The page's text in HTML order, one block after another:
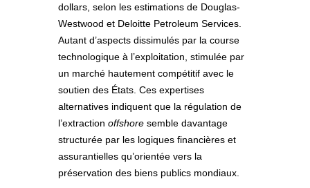
dollars, selon les estimations de Douglas-
Westwood et Deloitte Petroleum Services.
Autant d’aspects dissimulés par la course
technologique à l’exploitation, stimulée par
un marché hautement compétitif avec le
soutien des États. Ces expertises
alternatives indiquent que la régulation de
l’extraction offshore semble davantage
structurée par les logiques financières et
assurantielles qu’orientée vers la
préservation des biens publics mondiaux.